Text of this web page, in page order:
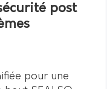
post
pour une